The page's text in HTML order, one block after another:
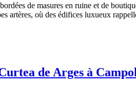
de masures en ruine et de
artères, où des édifices luxueux
de Arges à